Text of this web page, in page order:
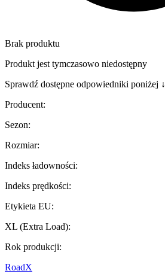
Brak produktu
Produkt jest tymczasowo niedostępny
Sprawdź dostępne odpowiedniki poniżej ↓
Producent:
Sezon:
Rozmiar:
Indeks ładowności:
Indeks prędkości:
Etykieta EU:
XL (Extra Load):
Rok produkcji:
RoadX